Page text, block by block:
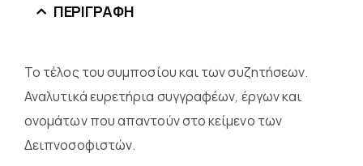
ΠΕΡΙΓΡΑΦΉ
Το τέλος του συμποσίου και των συζητήσεων.
Αναλυτικά ευρετήρια συγγραφέων, έργων και
ονομάτων που απαντούν στο κείμενο των
Δειπνοσοφιστών.